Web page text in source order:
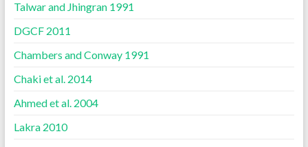
Talwar and Jhingran 1991
DGCF 2011
Chambers and Conway 1991
Chaki et al. 2014
Ahmed et al. 2004
Lakra 2010